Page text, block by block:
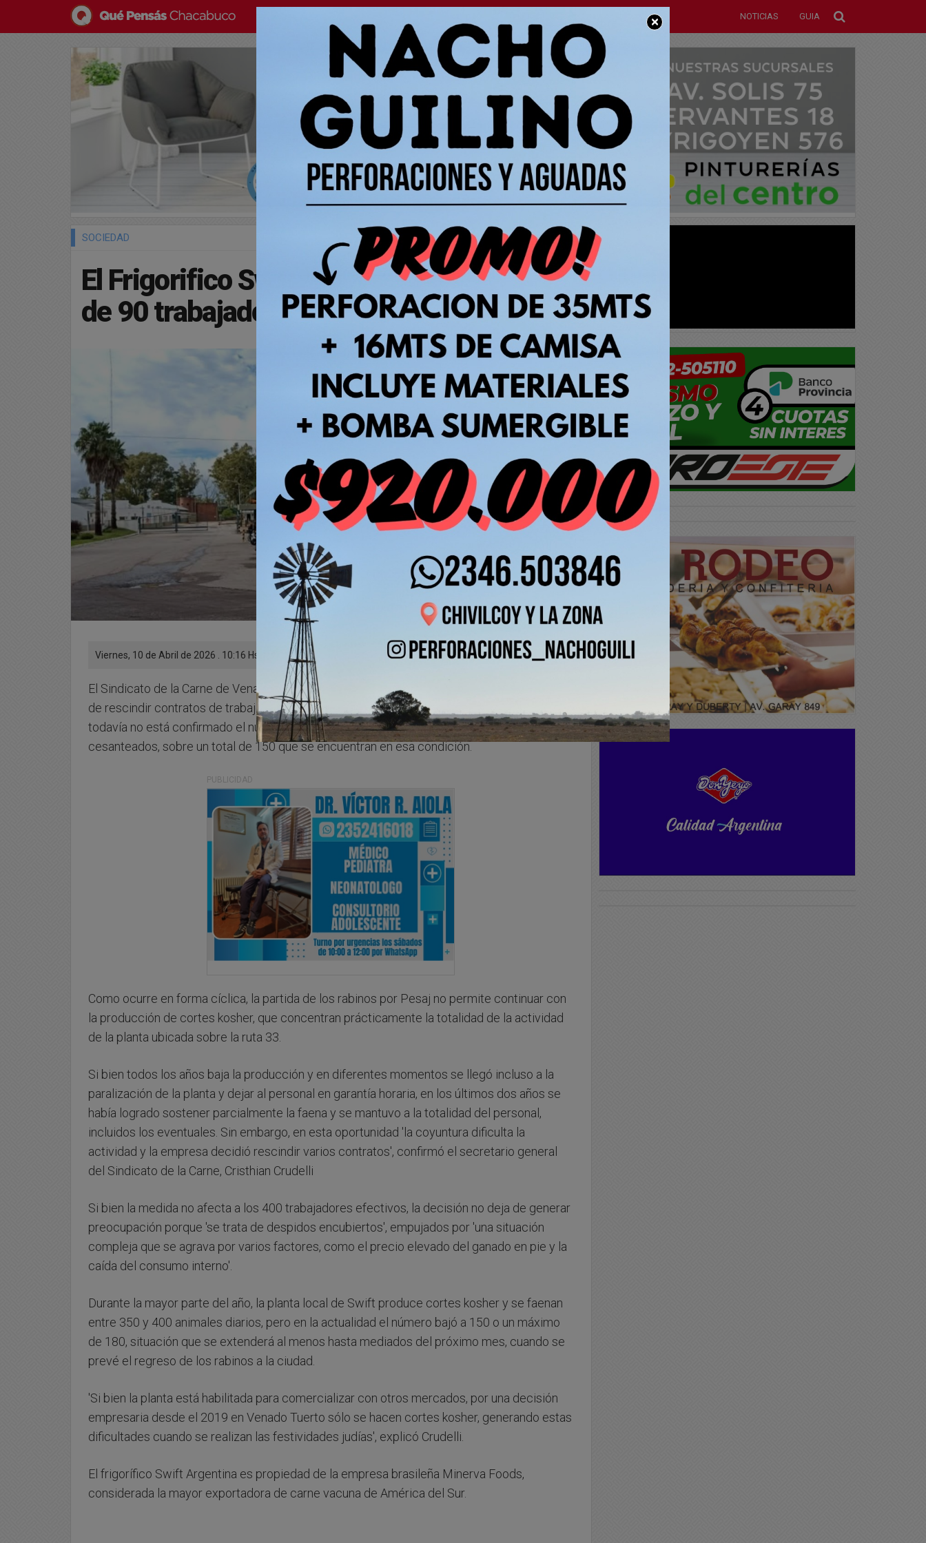
× NOTICIAS GUIA
SOCIEDAD
El Frigorifico Swift anunció que alrededor
de 90 trabajadores serán despedidos
Viernes, 10 de Abril de 2026 . 10:16 Hs.
El Sindicato de la Carne de Venado Tuerto confirmó que el frigorífico Swift tomó la decisión
de rescindir contratos de trabajo en su planta local por la caída de la producción. Si bien
todavía no está confirmado el número final, serían entre 70 y 90 trabajadores que quedarán
cesanteados, sobre un total de 150 que se encuentran en esa condición.
PUBLICIDAD
Como ocurre en forma cíclica, la partida de los rabinos por Pesaj no permite continuar con
la producción de cortes kosher, que concentran prácticamente la totalidad de la actividad
de la planta ubicada sobre la ruta 33.
Si bien todos los años baja la producción y en diferentes momentos se llegó incluso a la
paralización de la planta y dejar al personal en garantía horaria, en los últimos dos años se
había logrado sostener parcialmente la faena y se mantuvo a la totalidad del personal,
incluidos los eventuales. Sin embargo, en esta oportunidad 'la coyuntura dificulta la
actividad y la empresa decidió rescindir varios contratos', confirmó el secretario general
del Sindicato de la Carne, Cristhian Crudelli
Si bien la medida no afecta a los 400 trabajadores efectivos, la decisión no deja de generar
preocupación porque 'se trata de despidos encubiertos', empujados por 'una situación
compleja que se agrava por varios factores, como el precio elevado del ganado en pie y la
caída del consumo interno'.
Durante la mayor parte del año, la planta local de Swift produce cortes kosher y se faenan
entre 350 y 400 animales diarios, pero en la actualidad el número bajó a 150 o un máximo
de 180, situación que se extenderá al menos hasta mediados del próximo mes, cuando se
prevé el regreso de los rabinos a la ciudad.
'Si bien la planta está habilitada para comercializar con otros mercados, por una decisión
empresaria desde el 2019 en Venado Tuerto sólo se hacen cortes kosher, generando estas
dificultades cuando se realizan las festividades judías', explicó Crudelli.
El frigorífico Swift Argentina es propiedad de la empresa brasileña Minerva Foods,
considerada la mayor exportadora de carne vacuna de América del Sur.